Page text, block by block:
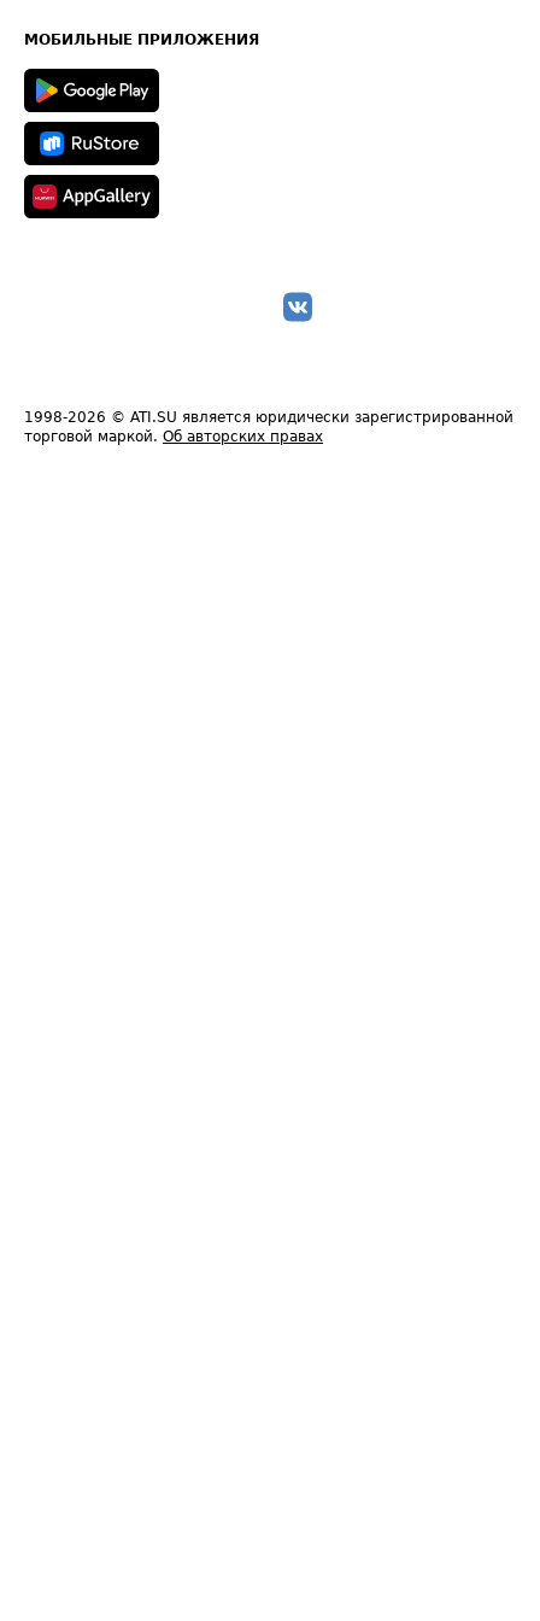
Техническая информация
МОБИЛЬНЫЕ ПРИЛОЖЕНИЯ
1998-2026 © ATI.SU является юридически зарегистрированной
торговой маркой. Об авторских правах